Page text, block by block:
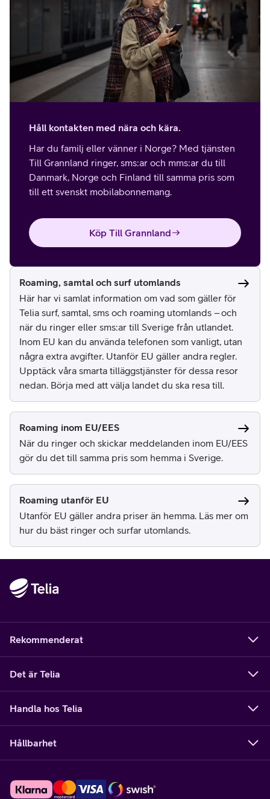
Håll kontakten med nära och kära.
Har du familj eller vänner i Norge? Med tjänsten
Till Grannland ringer, sms:ar och mms:ar du till
Danmark, Norge och Finland till samma pris som
till ett svenskt mobilabonnemang.
Köp Till Grannland
Roaming, samtal och surf utomlands
Här har vi samlat information om vad som gäller för
Telia surf, samtal, sms och roaming utomlands – och
när du ringer eller sms:ar till Sverige från utlandet.
Inom EU kan du använda telefonen som vanligt, utan
några extra avgifter. Utanför EU gäller andra regler.
Upptäck våra smarta tilläggstjänster för dessa resor
nedan. Börja med att välja landet du ska resa till.
Roaming inom EU/EES
När du ringer och skickar meddelanden inom EU/EES
gör du det till samma pris som hemma i Sverige.
Roaming utanför EU
Utanför EU gäller andra priser än hemma. Läs mer om
hur du bäst ringer och surfar utomlands.
Rekommenderat
Det är Telia
Handla hos Telia
Hållbarhet